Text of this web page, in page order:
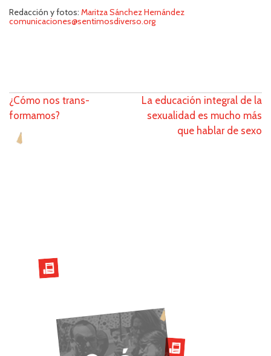
Redacción y fotos: Maritza Sánchez Hernández
comunicaciones@sentimosdiverso.org
Navegación
de
entradas
¿Cómo nos trans-
formamos?
La educación integral de la
sexualidad es mucho más
que hablar de sexo